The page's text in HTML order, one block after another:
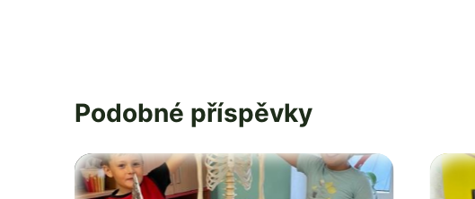
Podobné příspěvky